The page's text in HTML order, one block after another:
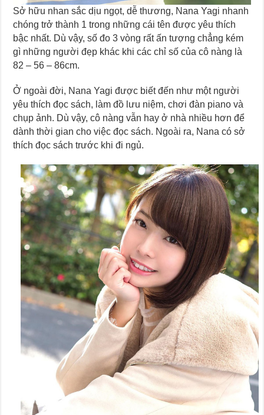
Sở hữu nhan sắc dịu ngọt, dễ thương, Nana Yagi nhanh
chóng trở thành 1 trong những cái tên được yêu thích
bậc nhất. Dù vậy, số đo 3 vòng rất ấn tượng chẳng kém
gì những người đẹp khác khi các chỉ số của cô nàng là
82 – 56 – 86cm.
Ở ngoài đời, Nana Yagi được biết đến như một người
yêu thích đọc sách, làm đồ lưu niệm, chơi đàn piano và
chụp ảnh. Dù vậy, cô nàng vẫn hay ở nhà nhiều hơn để
dành thời gian cho việc đọc sách. Ngoài ra, Nana có sở
thích đọc sách trước khi đi ngủ.